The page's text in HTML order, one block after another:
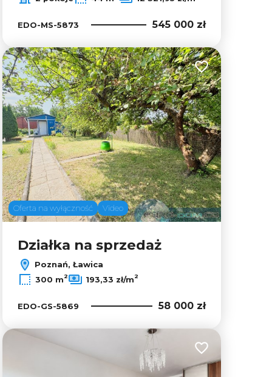
EDO-MS-5873 545 000 zł
Oferta na wyłączność Video
Dodaj do
Działka na sprzedaż
Poznań, Ławica
300 m2 193,33 zł/m2
EDO-GS-5869 58 000 zł
Dodaj do